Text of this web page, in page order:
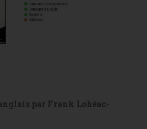
par Frank Lohéac-